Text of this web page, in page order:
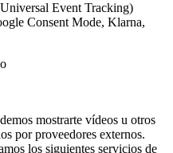
Event Tracking)
Consent Mode, Klarna,
mostrarte vídeos u otros
por proveedores externos.
los siguientes servicios de